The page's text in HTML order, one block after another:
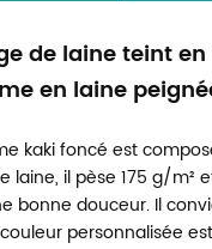
de laine teint
en laine
kaki foncé est
laine, il pèse 175 g/m²
bonne douceur. Il
personnalisée